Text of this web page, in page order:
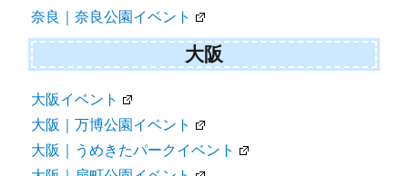
奈良｜奈良公園イベント
大阪
大阪イベント
大阪｜万博公園イベント
大阪｜うめきたパークイベント